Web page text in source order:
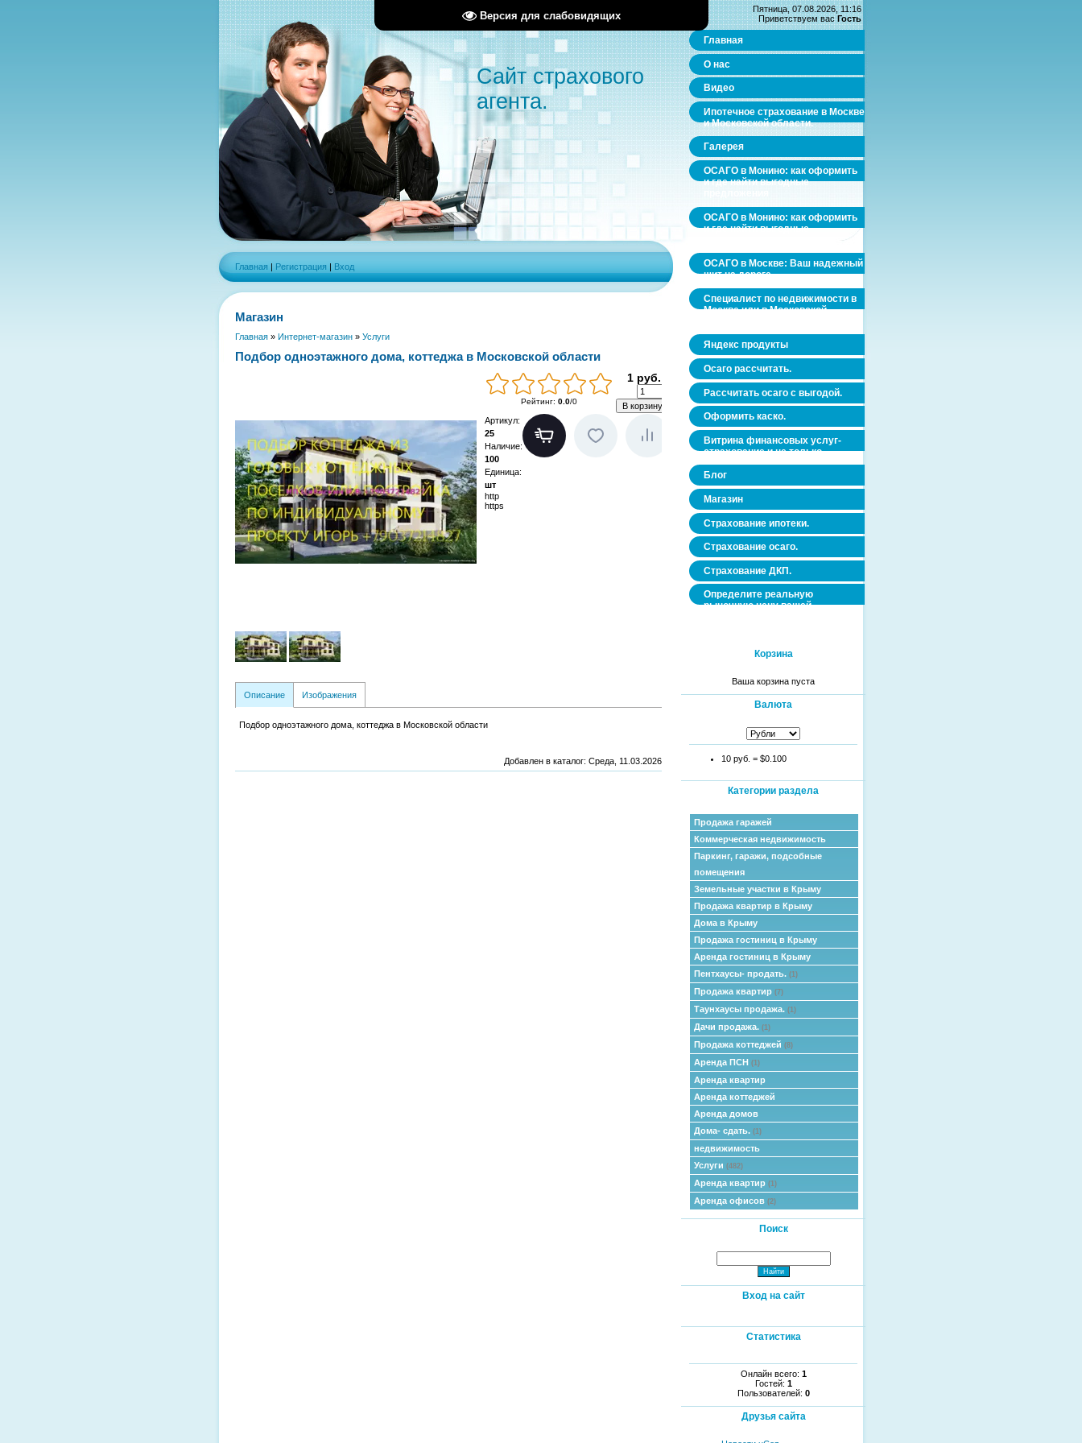
Версия для слабовидящих
Сайт страхового
агента.
Главная | Регистрация | Вход
Магазин
Главная » Интернет-магазин » Услуги
Подбор одноэтажного дома, коттеджа в Московской области
Рейтинг: 0.0/0
1 руб.
Артикул:
25
Наличие:
100
Единица:
шт
http
https
Описание Изображения
Подбор одноэтажного дома, коттеджа в Московской области
Добавлен в каталог: Среда, 11.03.2026
Пятница, 07.08.2026, 11:16
Приветствуем вас Гость
Главная
О нас
Видео
Ипотечное страхование в Москве
и Московской области.
Галерея
ОСАГО в Монино: как оформить
и где найти выгодные
ОСАГО в Монино: как оформить
и где найти выгодные
ОСАГО в Москве: Ваш надежный
щит на дороге
Специалист по недвижимости в
Москве или в Московской
Яндекс продукты
Осаго рассчитать.
Рассчитать осаго с выгодой.
Оформить каско.
Витрина финансовых услуг-
страхование и не только.
Блог
Магазин
Страхование ипотеки.
Страхование осаго.
Страхование ДКП.
Определите реальную
рыночную цену вашей
Корзина
Ваша корзина пуста
Валюта
10 руб. = $0.100
Категории раздела
Продажа гаражей
Коммерческая недвижимость
Паркинг, гаражи, подсобные
помещения
Земельные участки в Крыму
Продажа квартир в Крыму
Дома в Крыму
Продажа гостиниц в Крыму
Аренда гостиниц в Крыму
Пентхаусы- продать. (1)
Продажа квартир (7)
Таунхаусы продажа. (1)
Дачи продажа. (1)
Продажа коттеджей (8)
Аренда ПСН (1)
Аренда квартир
Аренда коттеджей
Аренда домов
Дома- сдать. (1)
недвижимость
Услуги (482)
Аренда квартир (1)
Аренда офисов (2)
Поиск
Вход на сайт
Статистика
Онлайн всего: 1
Гостей: 1
Пользователей: 0
Друзья сайта